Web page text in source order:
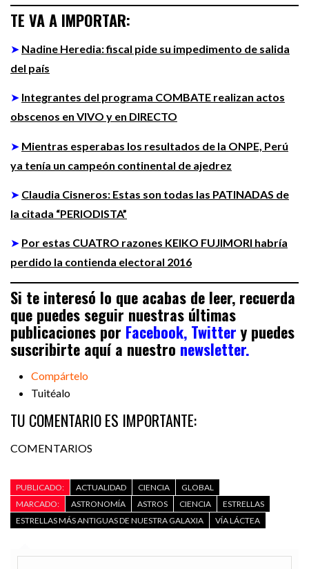
TE VA A IMPORTAR:
➤ Nadine Heredia: fiscal pide su impedimento de salida
del país
➤ Integrantes del programa COMBATE realizan actos
obscenos en VIVO y en DIRECTO
➤ Mientras esperabas los resultados de la ONPE, Perú
ya tenía un campeón continental de ajedrez
➤ Claudia Cisneros: Estas son todas las PATINADAS de
la citada “PERIODISTA”
➤ Por estas CUATRO razones KEIKO FUJIMORI habría
perdido la contienda electoral 2016
Si te interesó lo que acabas de leer, recuerda
que puedes seguir nuestras últimas
publicaciones por Facebook, Twitter y puedes
suscribirte aquí a nuestro newsletter.
Compártelo
Tuitéalo
TU COMENTARIO ES IMPORTANTE:
COMENTARIOS
PUBLICADO: ACTUALIDAD CIENCIA
GLOBAL
MARCADO:
ASTRONOMÍA ASTROS CIENCIA
ESTRELLAS
ESTRELLAS MÁS ANTIGUAS DE NUESTRA GALAXIA
VÍA LÁCTEA